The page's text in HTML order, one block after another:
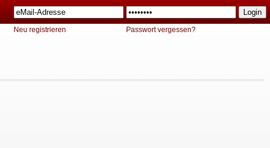
Neu registrieren Passwort vergessen?